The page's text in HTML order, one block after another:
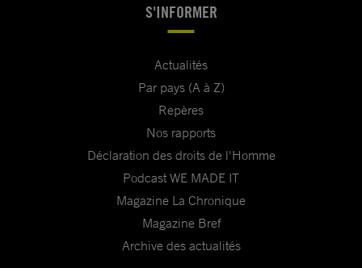
S'INFORMER
Actualités
Par pays (A à Z)
Repères
Nos rapports
Déclaration des droits de l'Homme
Podcast WE MADE IT
Magazine La Chronique
Magazine Bref
Archive des actualités